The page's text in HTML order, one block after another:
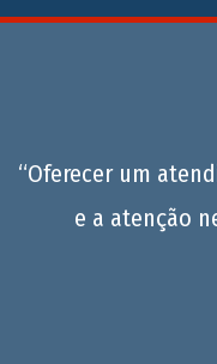
“Oferecer um
e a atenção